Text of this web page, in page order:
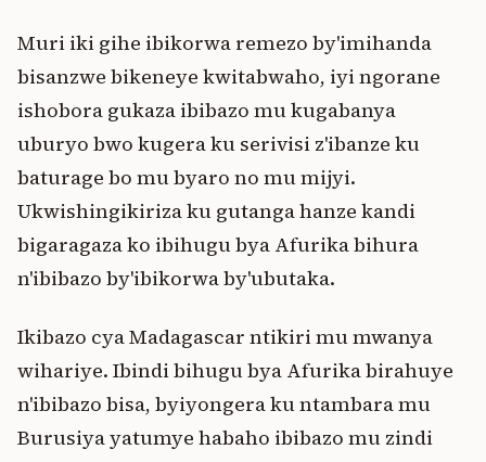
Muri iki gihe ibikorwa remezo by'imihanda
bisanzwe bikeneye kwitabwaho, iyi ngorane
ishobora gukaza ibibazo mu kugabanya
uburyo bwo kugera ku serivisi z'ibanze ku
baturage bo mu byaro no mu mijyi.
Ukwishingikiriza ku gutanga hanze kandi
bigaragaza ko ibihugu bya Afurika bihura
n'ibibazo by'ibikorwa by'ubutaka.
Ikibazo cya Madagascar ntikiri mu mwanya
wihariye. Ibindi bihugu bya Afurika birahuye
n'ibibazo bisa, byiyongera ku ntambara mu
Burusiya yatumye habaho ibibazo mu zindi